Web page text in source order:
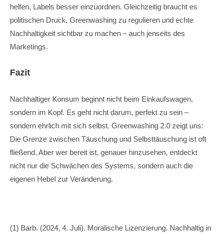
helfen, Labels besser einzuordnen. Gleichzeitig braucht es
politischen Druck, Greenwashing zu regulieren und echte
Nachhaltigkeit sichtbar zu machen – auch jenseits des
Marketings.
Fazit
Nachhaltiger Konsum beginnt nicht beim Einkaufswagen,
sondern im Kopf. Es geht nicht darum, perfekt zu sein –
sondern ehrlich mit sich selbst. Greenwashing 2.0 zeigt uns:
Die Grenze zwischen Täuschung und Selbsttäuschung ist oft
fließend. Aber wer bereit ist, genauer hinzusehen, entdeckt
nicht nur die Schwächen des Systems, sondern auch die
eigenen Hebel zur Veränderung.
(1) Barb. (2024, 4. Juli). Moralische Lizenzierung. Nachhaltig in